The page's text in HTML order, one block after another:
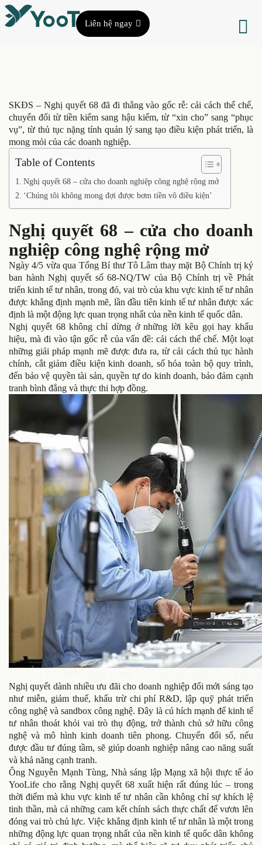
Liên hệ ngay
SKĐS – Nghị quyết 68 đã đi thẳng vào gốc rễ: cải cách thể chế,
chuyển đổi từ tiền kiểm sang hậu kiểm, từ “xin cho” sang “phục
vụ”, từ thủ tục nặng tính quản lý sang tạo điều kiện phát triển, là
mong mỏi của các doanh nghiệp.
Table of Contents
Nghị quyết 68 – cửa cho doanh nghiệp công nghệ rộng mở
‘Chúng tôi không mong đợi được bơm tiền vô điều kiện’
Nghị quyết 68 – cửa cho doanh
nghiệp công nghệ rộng mở
Ngày 4/5 vừa qua Tổng Bí thư Tô Lâm thay mặt Bộ Chính trị ký
ban hành Nghị quyết số 68-NQ/TW của Bộ Chính trị về Phát
triển kinh tế tư nhân, trong đó, vai trò của khu vực kinh tế tư nhân
được khẳng định mạnh mẽ, lần đầu tiên kinh tế tư nhân được xác
định là một động lực quan trọng nhất của nền kinh tế quốc dân.
Nghị quyết 68 không chỉ dừng ở những lời kêu gọi hay khẩu
hiệu, mà đi vào tận gốc rễ của vấn đề: cải cách thể chế. Một loạt
những giải pháp mạnh mẽ được đưa ra, từ cải cách thủ tục hành
chính, cắt giảm điều kiện kinh doanh, số hóa toàn bộ quy trình,
đến bảo vệ quyền tài sản, quyền tự do kinh doanh, bảo đảm cạnh
tranh bình đẳng và thực thi hợp đồng.
Nghị quyết dành nhiều ưu đãi cho doanh nghiệp đổi mới sáng tạo
như miễn, giảm thuế, khấu trừ chi phí R&D, lập quỹ phát triển
công nghệ và sandbox công nghệ. Đây là cú hích mạnh để kinh tế
tư nhân thoát khỏi vai trò thụ động, trở thành chủ sở hữu công
nghệ và mô hình kinh doanh tiên phong. Chuyển đổi số, nếu
được đầu tư đúng tầm, sẽ giúp doanh nghiệp nâng cao năng suất
và khả năng cạnh tranh.
Ông Nguyễn Mạnh Tùng, Nhà sáng lập Mạng xã hội thực tế ảo
YooLife cho rằng Nghị quyết 68 xuất hiện rất đúng lúc – trong
thời điểm mà khu vực kinh tế tư nhân cần không chỉ sự khích lệ
tinh thần, mà cả những cam kết chính sách thực chất để vươn lên
đóng vai trò chủ lực. Việc khẳng định kinh tế tư nhân là một trong
những động lực quan trọng nhất của nền kinh tế quốc dân không